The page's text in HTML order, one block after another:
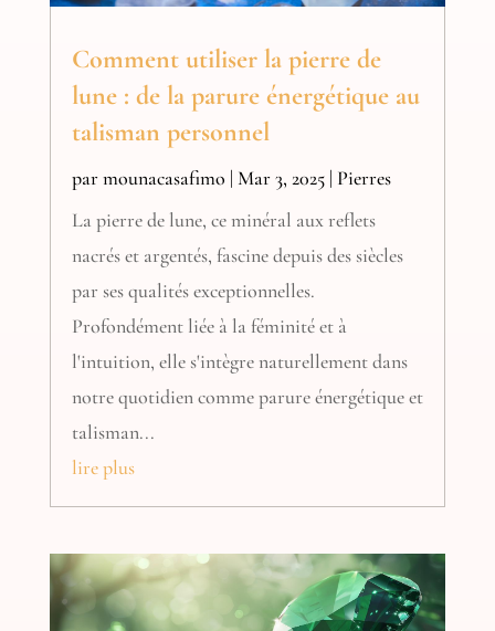
Comment utiliser la pierre de
lune : de la parure énergétique au
talisman personnel
parmounacasafimo | Mar 3, 2025| Pierres
La pierre de lune, ce minéral aux reflets
nacrés et argentés, fascine depuis des siècles
par ses qualités exceptionnelles.
Profondément liée à la féminité et à
l'intuition, elle s'intègre naturellement dans
notre quotidien comme parure énergétique et
talisman...
lire plus